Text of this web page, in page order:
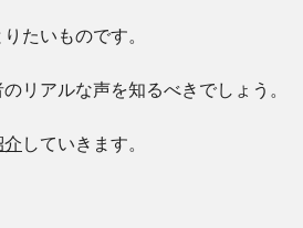
たいものです。
リアルな声を知るべきでしょう。
介 していきます。